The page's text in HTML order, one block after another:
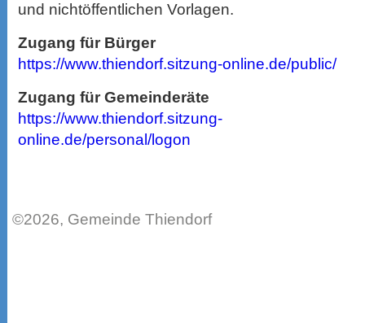
und nichtöffentlichen Vorlagen.
Zugang für Bürger
https://www.thiendorf.sitzung-online.de/public/
Zugang für Gemeinderäte
https://www.thiendorf.sitzung-
online.de/personal/logon
©2026, Gemeinde Thiendorf